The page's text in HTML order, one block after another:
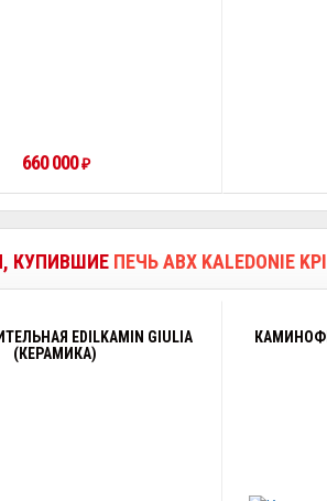
660 000 ₽
КУПИВШИЕ ПЕЧЬ ABX KALEDONIE
EDILKAMIN GIULIA
(КЕРАМИКА)